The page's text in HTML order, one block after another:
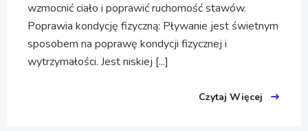
wzmocnić ciało i poprawić ruchomość stawów.
Poprawia kondycję fizyczną: Pływanie jest świetnym
sposobem na poprawę kondycji fizycznej i
wytrzymałości. Jest niskiej [...]
Czytaj Więcej